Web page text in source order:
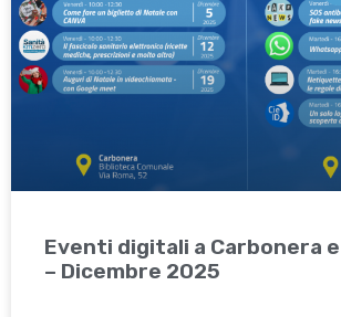
Eventi digitali a Carbonera
– Dicembre 2025